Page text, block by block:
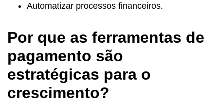
Automatizar processos financeiros.
Por que as ferramentas de
pagamento são
estratégicas para o
crescimento?